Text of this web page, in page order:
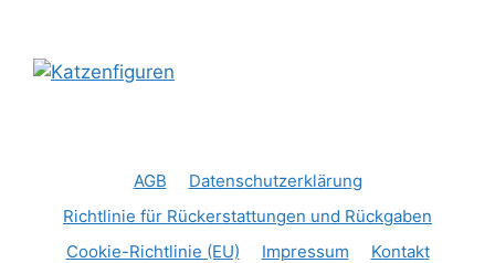
AGB
Datenschutzerklärung
Richtlinie für Rückerstattungen und Rückgaben
Cookie-Richtlinie (EU)
Impressum Kontakt